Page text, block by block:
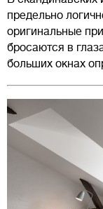
предельно
оригинальные
бросаются в
больших окнах